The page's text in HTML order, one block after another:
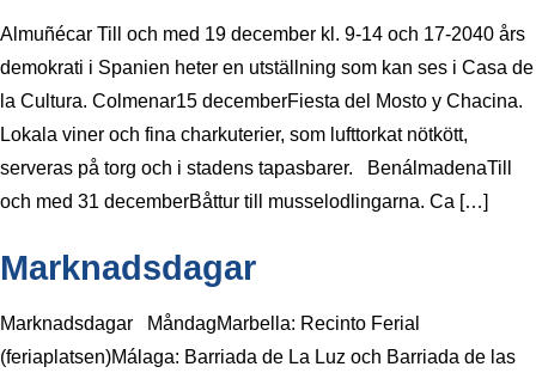
Almuñécar Till och med 19 december kl. 9-14 och 17-2040 års
demokrati i Spanien heter en utställning som kan ses i Casa de
la Cultura. Colmenar15 decemberFiesta del Mosto y Chacina.
Lokala viner och fina charkuterier, som lufttorkat nötkött,
serveras på torg och i stadens tapasbarer. BenálmadenaTill
och med 31 decemberBåttur till musselodlingarna. Ca […]
Marknadsdagar
Marknadsdagar MåndagMarbella: Recinto Ferial
(feriaplatsen)Málaga: Barriada de La Luz och Barriada de las